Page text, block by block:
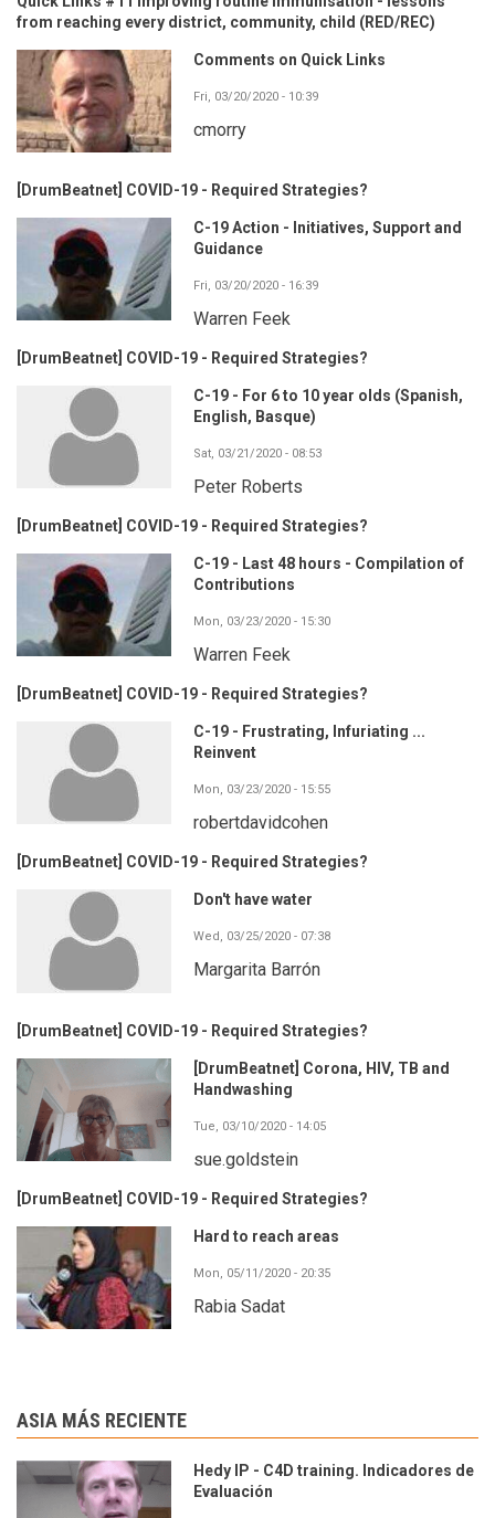
from reaching every district, community, child (RED/REC)
Comments on Quick Links
Fri, 03/20/2020 - 10:39
cmorry
[DrumBeatnet] COVID-19 - Required Strategies?
C-19 Action - Initiatives, Support and
Guidance
Fri, 03/20/2020 - 16:39
Warren Feek
[DrumBeatnet] COVID-19 - Required Strategies?
C-19 - For 6 to 10 year olds (Spanish,
English, Basque)
Sat, 03/21/2020 - 08:53
Peter Roberts
[DrumBeatnet] COVID-19 - Required Strategies?
C-19 - Last 48 hours - Compilation of
Contributions
Mon, 03/23/2020 - 15:30
Warren Feek
[DrumBeatnet] COVID-19 - Required Strategies?
C-19 - Frustrating, Infuriating ...
Reinvent
Mon, 03/23/2020 - 15:55
robertdavidcohen
[DrumBeatnet] COVID-19 - Required Strategies?
Don't have water
Wed, 03/25/2020 - 07:38
Margarita Barrón
[DrumBeatnet] COVID-19 - Required Strategies?
[DrumBeatnet] Corona, HIV, TB and
Handwashing
Tue, 03/10/2020 - 14:05
sue.goldstein
[DrumBeatnet] COVID-19 - Required Strategies?
Hard to reach areas
Mon, 05/11/2020 - 20:35
Rabia Sadat
ASIA MÁS RECIENTE
Hedy IP - C4D training. Indicadores de
Evaluación